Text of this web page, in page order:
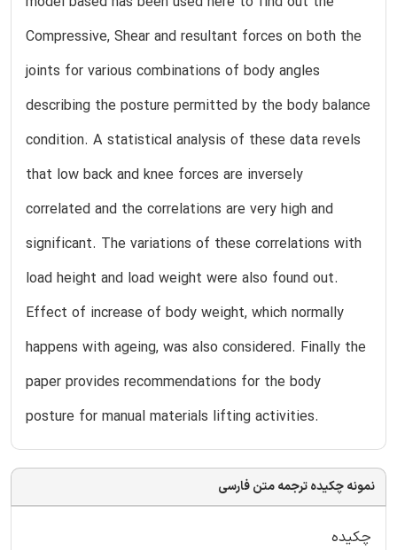
Compressive, Shear and resultant forces on both the
joints for various combinations of body angles
describing the posture permitted by the body balance
condition. A statistical analysis of these data revels
that low back and knee forces are inversely
correlated and the correlations are very high and
significant. The variations of these correlations with
load height and load weight were also found out.
Effect of increase of body weight, which normally
happens with ageing, was also considered. Finally the
paper provides recommendations for the body
posture for manual materials lifting activities.
نمونه چکیده ترجمه متن فارسی
چکیده